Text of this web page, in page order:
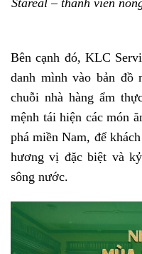
Stareal – thành viên
Bên cạnh đó, KLC
danh mình vào bản
chuỗi nhà hàng ẩm
mệnh tái hiện các món
phá miền Nam, để
hương vị đặc biệt và
sông nước.